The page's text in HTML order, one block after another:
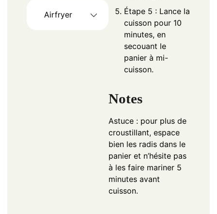
Airfryer
Étape 5 : Lance la
cuisson pour 10
minutes, en
secouant le
panier à mi-
cuisson.
Notes
Astuce : pour plus de
croustillant, espace
bien les radis dans le
panier et n’hésite pas
à les faire mariner 5
minutes avant
cuisson.